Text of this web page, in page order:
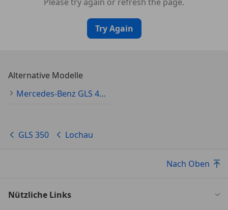
Sprachsteuerung
Try Again
Alternative Modelle
Mercedes-Benz GLS 400 Gebraucht
GLS 350 Lochau
Nach Oben
Nützliche Links